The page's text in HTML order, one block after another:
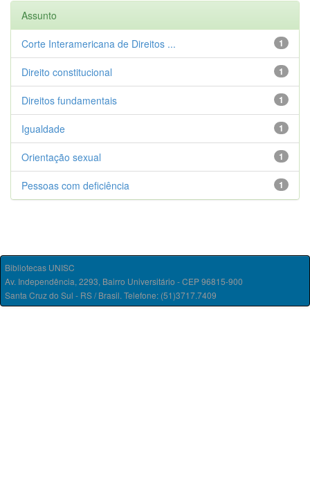
Assunto
1
Corte Interamericana de Direitos ...
1
Direito constitucional
1
Direitos fundamentais
1
Igualdade
1
Orientação sexual
1
Pessoas com deficiência
Bibliotecas UNISC
Av. Independência, 2293, Bairro Universitário - CEP 96815-900
Santa Cruz do Sul - RS / Brasil. Telefone: (51)3717.7409